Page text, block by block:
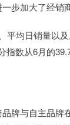
步加大了经销
均日销量以
指数从6月的
牌与自主品